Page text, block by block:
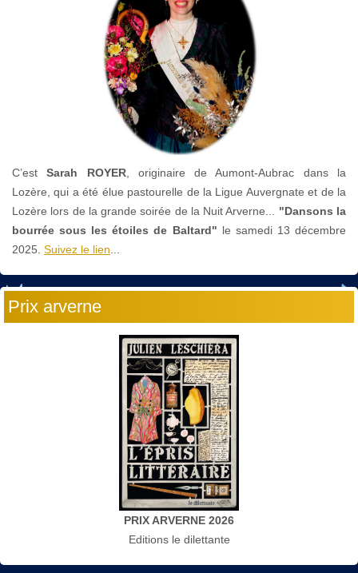
C’estSarah ROYER, originaire de Aumont-Aubrac dans la
Lozère, qui a été élue pastourelle de la Ligue Auvergnate et de la
Lozère lors de la grande soirée de la Nuit Arverne... "Dansons la
bourrée sous les étoiles de Baltard" le samedi 13 décembre
2025. Suivez le lien...
Prix arverne
PRIX ARVERNE 2026
Editions le dilettante